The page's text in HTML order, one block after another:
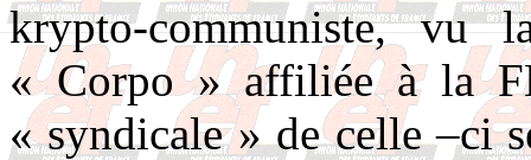
krypto-communiste, vu
« Corpo » affiliée à la
« syndicale » de celle –ci